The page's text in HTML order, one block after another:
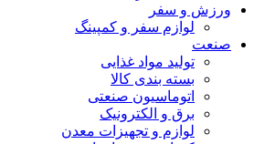
ورزش و سفر
لوازم سفر و کمپینگ
صنعت
تولید مواد غذایی
بسته بندی کالا
اتوماسیون صنعتی
برق و الکترونیک
لوازم و تجهیزات معدن